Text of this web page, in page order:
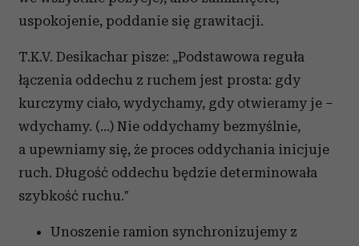
uspokojenie, poddanie się grawitacji.
T.K.V. Desikachar pisze: „Podstawowa reguła
łączenia oddechu z ruchem jest prosta: gdy
kurczymy ciało, wydychamy, gdy otwieramy je –
wdychamy. (…) Nie oddychamy bezmyślnie,
a upewniamy się, że proces oddychania inicjuje
ruch. Długość oddechu będzie determinowała
szybkość ruchu.″
Unoszenie ramion synchronizujemy z